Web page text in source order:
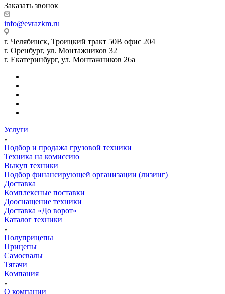
Заказать звонок
info@evrazkm.ru
г. Челябинск, Троицкий тракт 50В офис 204
г. Оренбург, ул. Монтажников 32
г. Екатеринбург, ул. Монтажников 26а
Услуги
Подбор и продажа грузовой техники
Техника на комиссию
Выкуп техники
Подбор финансирующей организации (лизинг)
Доставка
Комплексные поставки
Дооснащение техники
Доставка «До ворот»
Каталог техники
Полуприцепы
Прицепы
Самосвалы
Тягачи
Компания
О компании